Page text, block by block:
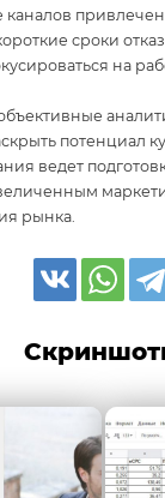
каналов
сроки
на
потенциал
ведет
рынка.